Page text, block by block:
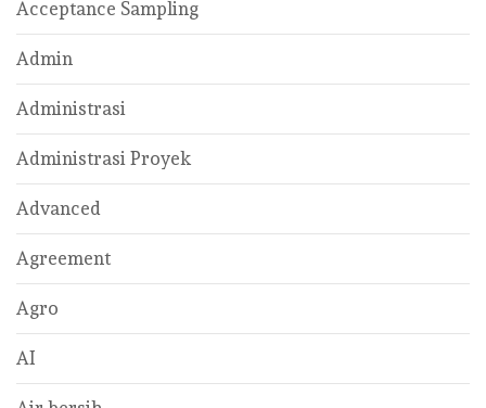
Acceptance Sampling
Admin
Administrasi
Administrasi Proyek
Advanced
Agreement
Agro
AI